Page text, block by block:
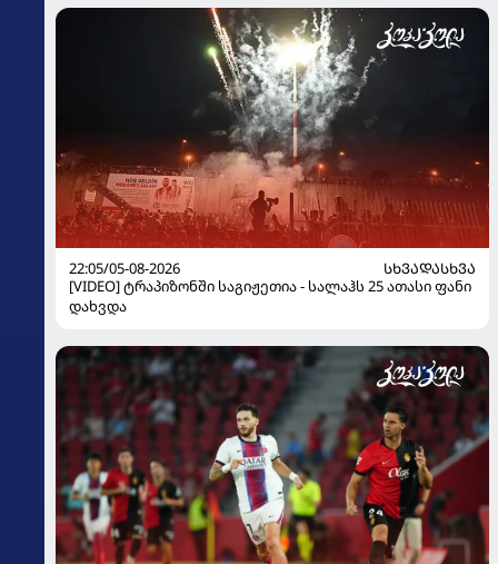
22:05/05-08-2026
ᲡᲮᲕᲐᲓᲐᲡᲮᲕᲐ
[VIDEO] ტრაპიზონში საგიჟეთია - სალაჰს 25 ათასი ფანი
დახვდა